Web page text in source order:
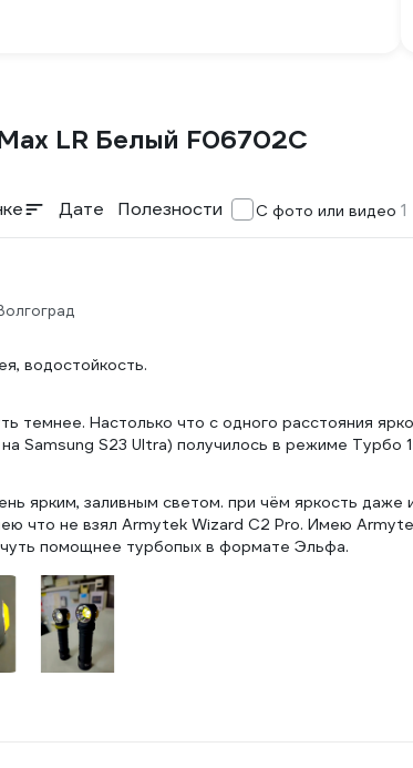
LR Белый F06702C
Дате Полезности С фото или видео 1
водостойкость.
темнее. Настолько что с одного расстояния
Samsung S23 Ultra) получилось в режиме Турбо
ярким, заливным светом. при чём яркость даже
что не взял Armytek Wizard C2 Pro. Имею
помощнее турбопых в формате Эльфа.